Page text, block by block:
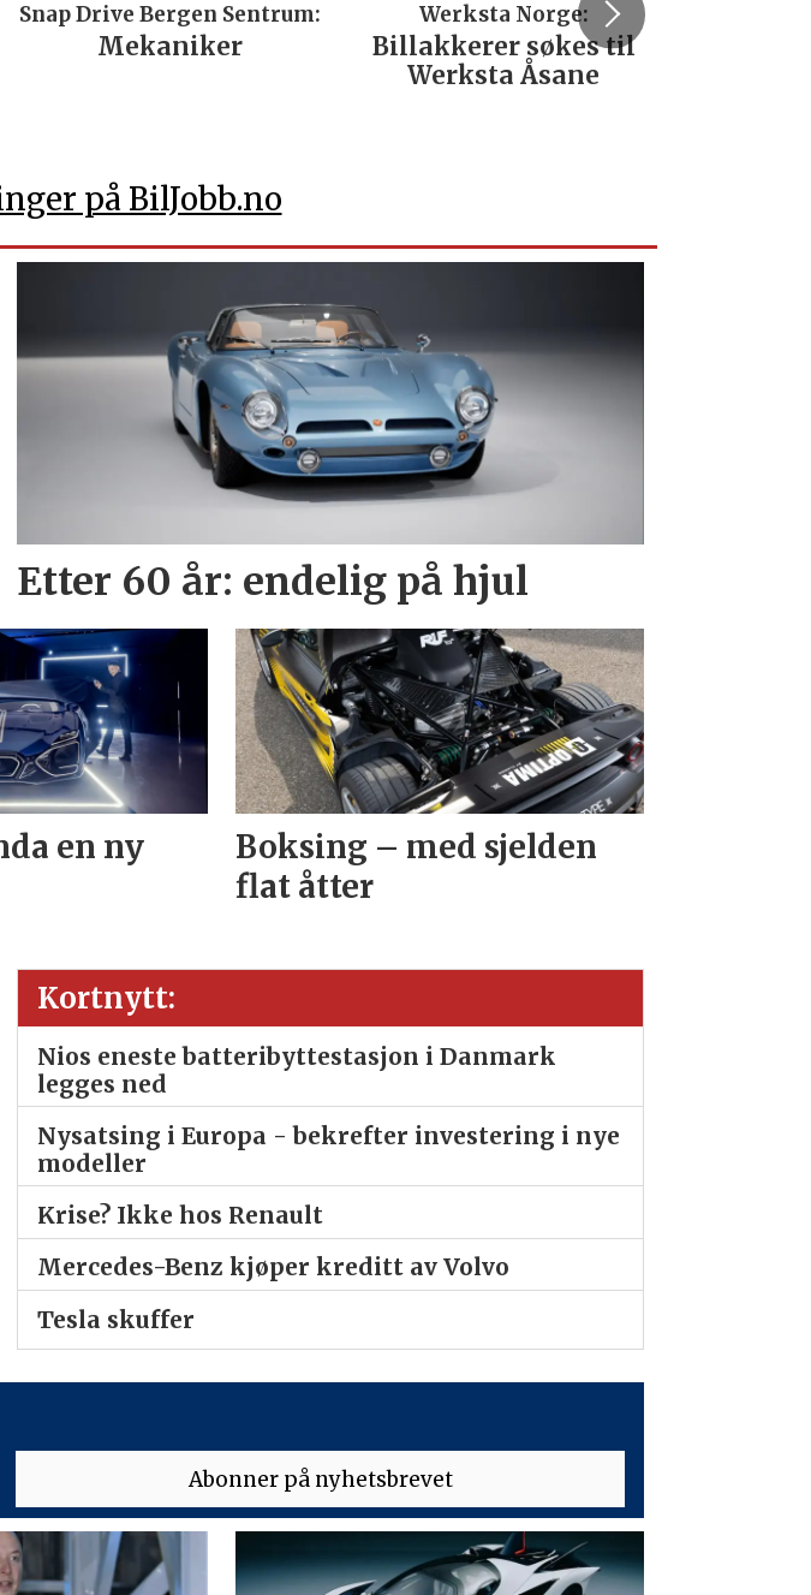
Snap Drive Bergen Sentrum:
Mekaniker
Werksta Norge:
Billakkerer søkes til
Werksta Åsane
på BilJobb.no
Etter 60 år: endelig på hjul
en ny
Boksing – med sjelden
flat åtter
Kortnytt:
Nios eneste batteribyttestasjon i Danmark
legges ned
Nysatsing i Europa - bekrefter investering i nye
modeller
Krise? Ikke hos Renault
Mercedes-Benz kjøper kreditt av Volvo
Tesla skuffer